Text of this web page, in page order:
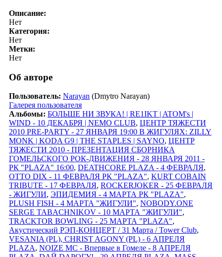
Описание:
Нет
Категория:
Нет
Метки:
Нет
Об авторе
Пользователь: Narayan (Dmytro Narayan)
Галерея пользователя
Альбомы: БОЛЬШЕ НИ ЗВУКА! | RE1IKT | ATOM's |
WIND - 10 ДЕКАБРЯ | NEMO CLUB, ЦЕНТР ТЯЖЕСТИ
2010 PRE-PARTY - 27 ЯНВАРЯ 19:00 В ЖИГУЛЯХ: ZILLY
MONK | KODA G9 | THE STAPLES | SAYNO, ЦЕНТР
ТЯЖЕСТИ 2010 - ПРЕЗЕНТАЦИЯ СБОРНИКА
ГОМЕЛЬСКОГО РОК-ДВИЖЕНИЯ - 28 ЯНВАРЯ 2011 -
РК "PLAZA" 16:00, DEATHCORE PLAZA - 4 ФЕВРАЛЯ,
OTTO DIX - 11 ФЕВРАЛЯ РК "PLAZA", KURT COBAIN
TRIBUTE - 17 ФЕВРАЛЯ, ROCKERJOKER - 25 ФЕВРАЛЯ
- ЖИГУЛИ, ЭПИДЕМИЯ - 4 МАРТА РК "PLAZA",
PLUSH FISH - 4 МАРТА "ЖИГУЛИ", NOBODY.ONE
SERGE TABACHNIKOV - 10 МАРТА "ЖИГУЛИ",
TRACKTOR BOWLING - 25 МАРТА "PLAZA",
Акустический РЭП-КОНЦЕРТ / 31 Марта / Tower Club,
VESANIA (PL), CHRIST AGONY (PL) - 6 АПРЕЛЯ
PLAZA, NOIZE MC - Впервые в Гомеле - 8 АПРЕЛЯ